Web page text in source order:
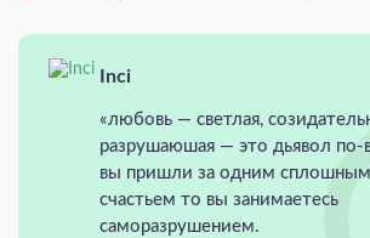
Inci
«любовь — светлая,
разрушаюшая — это дьявол по-
вы пришли за одним
счастьем то вы занимаетесь
саморазрушением.